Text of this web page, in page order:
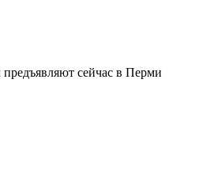
предъявляют сейчас в Перми